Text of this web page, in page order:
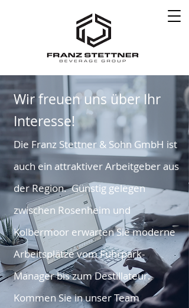
Wir freuen uns über Ihr
Interesse!
Die Franz Stettner & Sohn GmbH ist
auch ein attraktiver Arbeitgeber aus
der Region. Günstig gelegen
zwischen Rosenheim und
Kolbermoor erwarten Sie moderne
Arbeitsplätze vom Fuhrpark-
Manager bis zum Destillateur.
Kommen Sie in unser Team